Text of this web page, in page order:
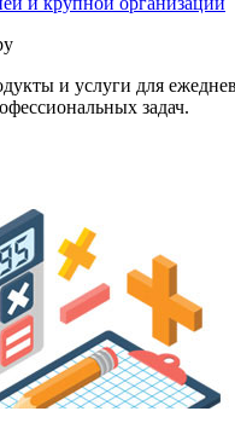
и услуги для
задач.